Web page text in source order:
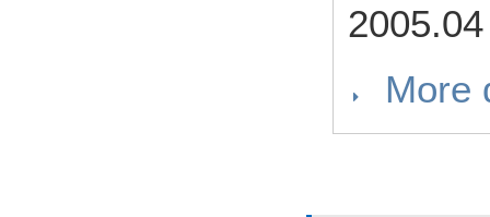
2005.04
More